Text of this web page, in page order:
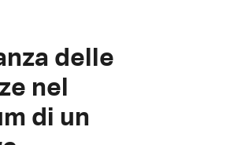
delle
nel
di un